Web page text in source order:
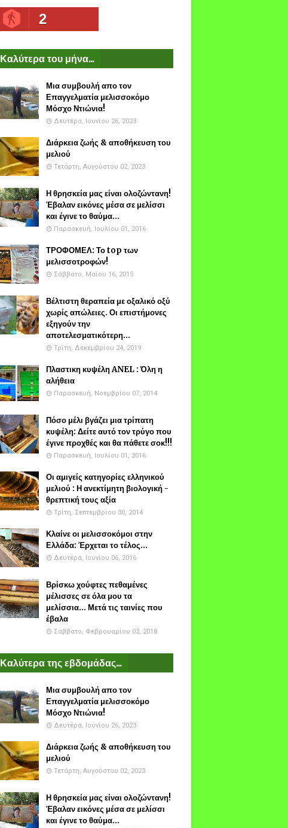
2
Καλύτερα του μήνα...
Μια συμβουλή απο τον
Επαγγελματία μελισσοκόμο
Μόσχο Ντιώνια!
Δευτέρα, Ιουνίου 26, 2023
Διάρκεια ζωής & αποθήκευση του
μελιού
Τετάρτη, Αυγούστου 02, 2023
Η θρησκεία μας είναι ολοζώντανη!
Έβαλαν εικόνες μέσα σε μελίσσι
και έγινε το θαύμα...
Παρασκευή, Ιουλίου 01, 2016
ΤΡΟΦΟΜΕΛ: Το top των
μελισσοτροφών!
Σάββατο, Μαΐου 16, 2015
Βέλτιστη θεραπεία με οξαλικό οξύ
χωρίς απώλειες. Οι επιστήμονες
εξηγούν την
αποτελεσματικότερη...
Τρίτη, Δεκεμβρίου 24, 2019
Πλαστικη κυψέλη ANEL : Όλη η
αλήθεια
Παρασκευή, Νοεμβρίου 07, 2014
Πόσο μέλι βγάζει μια τρίπατη
κυψέλη: Δείτε αυτό τον τρύγο που
έγινε προχθές και θα πάθετε σοκ!!!
Παρασκευή, Ιουλίου 01, 2016
Οι αμιγείς κατηγορίες ελληνικού
μελιού : Η ανεκτίμητη βιολογική -
θρεπτική τους αξία
Τρίτη, Σεπτεμβρίου 30, 2014
Κλαίνε οι μελισσοκόμοι στην
Ελλάδα: Έρχεται το τέλος...
Δευτέρα, Ιουνίου 06, 2016
Βρίσκω χούφτες πεθαμένες
μέλισσες σε όλα μου τα
μελίσσια... Μετά τις ταινίες που
έβαλα
Σάββατο, Φεβρουαρίου 03, 2018
Καλύτερα της εβδομάδας...
Μια συμβουλή απο τον
Επαγγελματία μελισσοκόμο
Μόσχο Ντιώνια!
Δευτέρα, Ιουνίου 26, 2023
Διάρκεια ζωής & αποθήκευση του
μελιού
Τετάρτη, Αυγούστου 02, 2023
Η θρησκεία μας είναι ολοζώντανη!
Έβαλαν εικόνες μέσα σε μελίσσι
και έγινε το θαύμα...